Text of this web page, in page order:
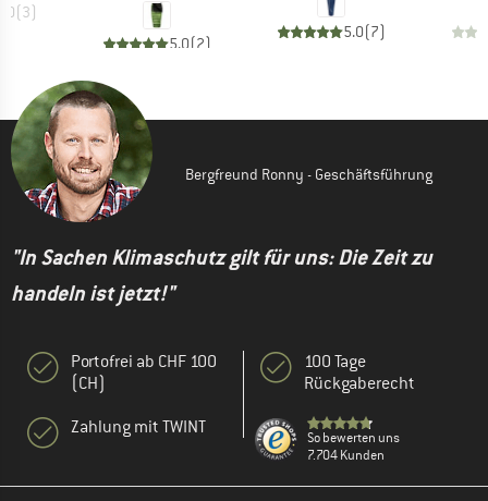
(3)
5.0(2)
5.0(7)
Bergfreund Ronny - Geschäftsführung
"In Sachen Klimaschutz gilt für uns: Die Zeit zu
handeln ist jetzt!"
Portofrei ab CHF 100
(CH)
Zahlung mit TWINT
100 Tage
Rückgaberecht
So bewerten uns
7.704 Kunden